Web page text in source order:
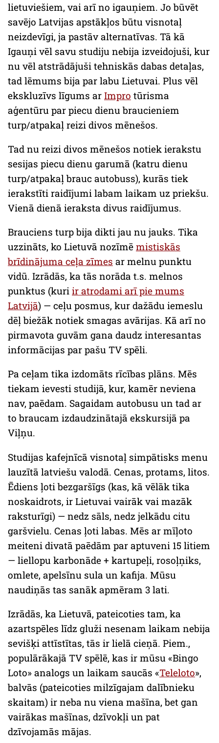
lietuviešiem, vai arī no igauņiem. Jo būvēt
savējo Latvijas apstākļos būtu visnotaļ
neizdevīgi, ja pastāv alternatīvas. Tā kā
Igauņi vēl savu studiju nebija izveidojuši, kur
nu vēl atstrādājuši tehniskās dabas detaļas,
tad lēmums bija par labu Lietuvai. Plus vēl
ekskluzīvs līgums ar Impro tūrisma
aģentūru par piecu dienu braucieniem
turp/atpakaļ reizi divos mēnešos.
Tad nu reizi divos mēnešos notiek ierakstu
sesijas piecu dienu garumā (katru dienu
turp/atpakaļ brauc autobuss), kurās tiek
ierakstīti raidījumi labam laikam uz priekšu.
Vienā dienā ieraksta divus raidījumus.
Brauciens turp bija dikti jau nu jauks. Tika
uzzināts, ko Lietuvā nozīmē mistiskās
brīdinājuma ceļa zīmes ar melnu punktu
vidū. Izrādās, ka tās norāda t.s. melnos
punktus (kuri ir atrodami arī pie mums
Latvijā) — ceļu posmus, kur dažādu iemeslu
dēļ biežāk notiek smagas avārijas. Kā arī no
pirmavota guvām gana daudz interesantas
informācijas par pašu TV spēli.
Pa ceļam tika izdomāts rīcības plāns. Mēs
tiekam ievesti studijā, kur, kamēr neviena
nav, paēdam. Sagaidam autobusu un tad ar
to braucam izdaudzinātajā ekskursijā pa
Viļņu.
Studijas kafejnīcā visnotaļ simpātisks menu
lauzītā latviešu valodā. Cenas, protams, litos.
Ēdiens ļoti bezgaršīgs (kas, kā vēlāk tika
noskaidrots, ir Lietuvai vairāk vai mazāk
raksturīgi) — nedz sāls, nedz jelkādu citu
garšvielu. Cenas ļoti labas. Mēs ar mīļoto
meiteni divatā paēdām par aptuveni 15 litiem
— liellopu karbonāde + kartupeļi, rosoļņiks,
omlete, apelsīnu sula un kafija. Mūsu
naudiņās tas sanāk apmēram 3 lati.
Izrādās, ka Lietuvā, pateicoties tam, ka
azartspēles līdz gluži nesenam laikam nebija
sevišķi attīstītas, tās ir lielā cieņā. Piem.,
populārākajā TV spēlē, kas ir mūsu «Bingo
Loto» analogs un laikam saucās «Teleloto»,
balvās (pateicoties milzīgajam dalībnieku
skaitam) ir neba nu viena mašīna, bet gan
vairākas mašīnas, dzīvokļi un pat
dzīvojamās mājas.